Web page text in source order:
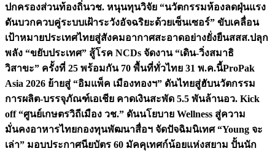
ปกครองส่วนท้องถิ่นวช. หนุนทุนวิจัย “นวัตกรรมห้องลดฝุ่นแรง
ดันบวกควบคู่ระบบเฝ้าระวังอัจฉริยะด้วยเซ็นเซอร์” ขับเคลื่อน
เป้าหมายประเทศไทยสู่สังคมอากาศสะอาดอย่างยั่งยืนสสส.ปลุก
พลัง “ขยับประเทศ” สู้โรค NCDs จัดงาน “เดิน-วิ่งสมาธิ
วิสาขะ” ครั้งที่ 25 พร้อมกัน 70 พื้นที่ทั่วไทย 31 พ.ค.นี้ProPak
Asia 2026 ย้ายสู่ “อิมแพ็ค เมืองทองฯ” ดันไทยสู่ฮับนวัตกรรม
การผลิต-บรรจุภัณฑ์เอเชีย คาดเงินสะพัด 5.5 พันล้านอว. Kick
off “ศูนย์เกษตรวิถีเมือง วช.” ดันนโยบาย Wellness สู่ความ
มั่นคงอาหารไทยกองทุนพัฒนาสื่อฯ จัดปัจฉิมนิเทศ “Young จะ
เล่า” มอบประกาศนียบัตร 60 มัคคุเทศก์น้อยแห่งสยาม ปั้นนัก